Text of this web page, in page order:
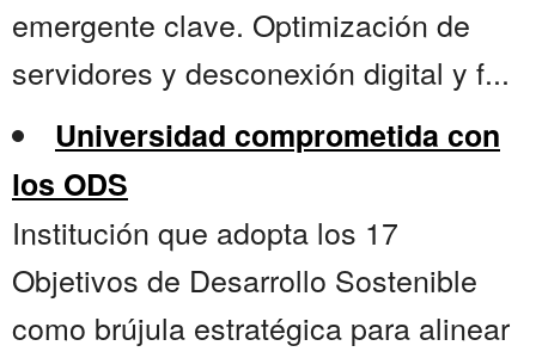
emergente clave. Optimización de
servidores y desconexión digital y f...
Universidad comprometida con
los ODS
Institución que adopta los 17
Objetivos de Desarrollo Sostenible
como brújula estratégica para alinear